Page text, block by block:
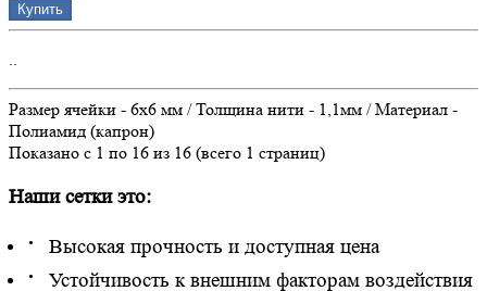
Купить
..
Размер ячейки - 6х6 мм / Толщина нити - 1,1мм / Материал -
Полиамид (капрон)
Показано с 1 по 16 из 16 (всего 1 страниц)
Наши сетки это:
· Высокая прочность и доступная цена
· Устойчивость к внешним факторам воздействия